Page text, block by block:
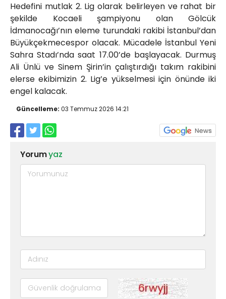
Hedefini mutlak 2. Lig olarak belirleyen ve rahat bir
şekilde Kocaeli şampiyonu olan Gölcük
İdmanocağı’nın eleme turundaki rakibi İstanbul’dan
Büyükçekmecespor olacak. Mücadele İstanbul Yeni
Sahra Stadı’nda saat 17.00’de başlayacak. Durmuş
Ali Ünlü ve Sinem Şirin’in çalıştırdığı takım rakibini
elerse ekibimizin 2. Lig’e yükselmesi için önünde iki
engel kalacak.
Güncelleme: 03 Temmuz 2026 14:21
Yorumyaz